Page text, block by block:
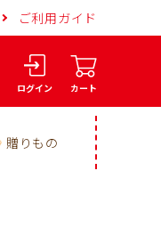
ご利用ガイド
ログイン カート
贈りもの